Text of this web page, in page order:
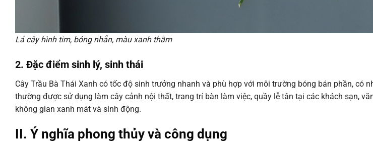
Lá cây hình tim, bóng nhẵn, màu xanh thẫm
2. Đặc điểm sinh lý, sinh thái
Cây Trầu Bà Thái Xanh có tốc độ sinh trưởng nhanh và phù hợp với môi trường bóng bán phần, có
thường được sử dụng làm cây cảnh nội thất, trang trí bàn làm việc, quầy lễ tân tại các khách sạn,
không gian xanh mát và sinh động.
II. Ý nghĩa phong thủy và công dụng